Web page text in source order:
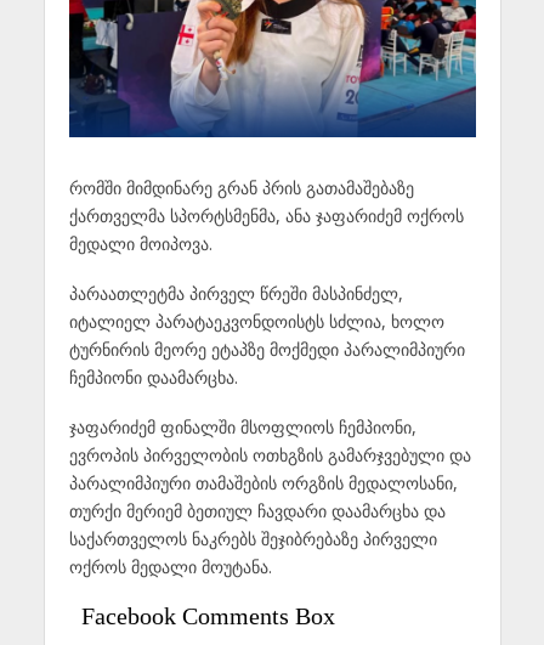
რომში მიმდინარე გრან პრის გათამაშებაზე
ქართველმა სპორტსმენმა, ანა ჯაფარიძემ ოქროს
მედალი მოიპოვა.
პარაათლეტმა პირველ წრეში მასპინძელ,
იტალიელ პარატაეკვონდოისტს სძლია, ხოლო
ტურნირის მეორე ეტაპზე მოქმედი პარალიმპიური
ჩემპიონი დაამარცხა.
ჯაფარიძემ ფინალში მსოფლიოს ჩემპიონი,
ევროპის პირველობის ოთხგზის გამარჯვებული და
პარალიმპიური თამაშების ორგზის მედალოსანი,
თურქი მერიემ ბეთიულ ჩავდარი დაამარცხა და
საქართველოს ნაკრებს შეჯიბრებაზე პირველი
ოქროს მედალი მოუტანა.
Facebook Comments Box